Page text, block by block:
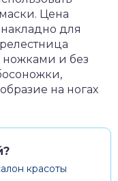
Цена
накладно для
и без
на ногах
красоты